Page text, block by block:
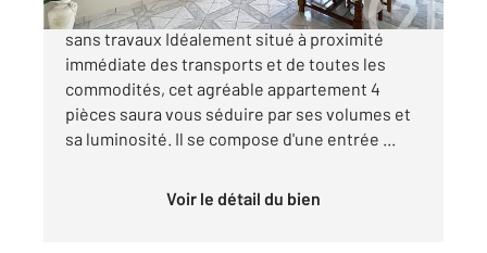
À vendre Appartement 4 pièces lumineux,
sans travaux Idéalement situé à proximité
immédiate des transports et de toutes les
commodités, cet agréable appartement 4
pièces saura vous séduire par ses volumes et
sa luminosité. Il se compose d'une entrée ...
Voir le détail du bien